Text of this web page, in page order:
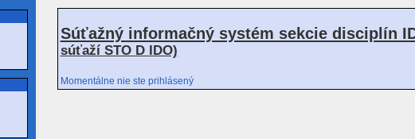
Súťažný informačný systém sekcie disciplín
súťaží STO D IDO)
Momentálne nie ste prihlásený